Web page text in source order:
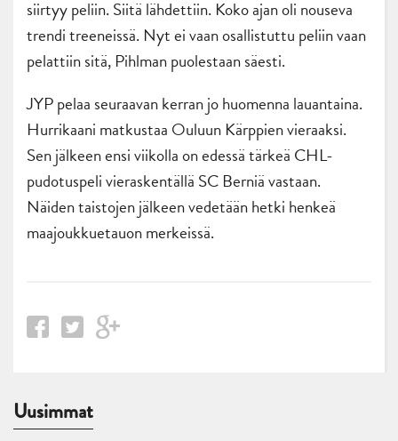
siirtyy peliin. Siitä lähdettiin. Koko ajan oli nouseva
trendi treeneissä. Nyt ei vaan osallistuttu peliin vaan
pelattiin sitä, Pihlman puolestaan säesti.
JYP pelaa seuraavan kerran jo huomenna lauantaina.
Hurrikaani matkustaa Ouluun Kärppien vieraaksi.
Sen jälkeen ensi viikolla on edessä tärkeä CHL-
pudotuspeli vieraskentällä SC Berniä vastaan.
Näiden taistojen jälkeen vedetään hetki henkeä
maajoukkuetauon merkeissä.
Uusimmat